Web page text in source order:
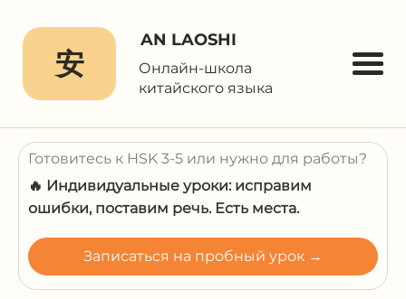
安
AN LAOSHI
Онлайн-школа
китайского языка
Готовитесь к HSK 3-5 или нужно для работы?
🔥 Индивидуальные уроки: исправим
ошибки, поставим речь. Есть места.
Записаться на пробный урок →